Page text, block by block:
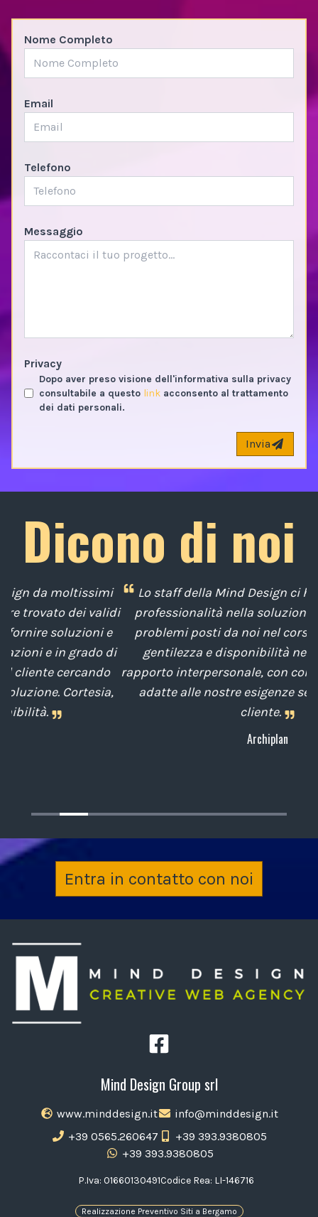
Nome Completo
Email
Telefono
Messaggio
Privacy
Dopo aver preso visione dell'informativa sulla privacy
consultabile a questo link acconsento al trattamento
dei dati personali.
Invia
Dicono di noi
Lo staff della Mind Design ci ha mostrato la sua
professionalità nella soluzione tempestiva dei
problemi posti da noi nel corso degli anni, con
gentilezza e disponibilità nella gestione del
rapporto interpersonale, con competenze tecniche
adatte alle nostre esigenze sempre attenti al
Entra in contatto con noi
Mind Design Group srl
www.minddesign.it
info@minddesign.it
+39 0565.260647
+39 393.9380805
+39 393.9380805
P.Iva: 01660130491Codice Rea: LI-146716
Realizzazione Preventivo Siti a Bergamo